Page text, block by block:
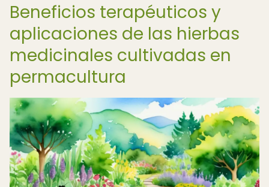
Beneficios terapéuticos y
aplicaciones de las hierbas
medicinales cultivadas en
permacultura